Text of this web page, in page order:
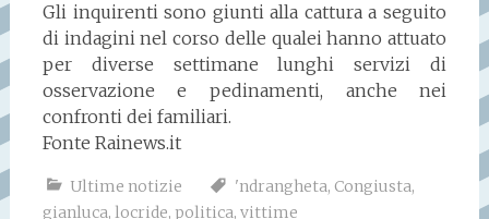
Gli inquirenti sono giunti alla cattura a seguito
di indagini nel corso delle qualei hanno attuato
per diverse settimane lunghi servizi di
osservazione e pedinamenti, anche nei
confronti dei familiari.
Fonte Rainews.it
Ultime notizie 'ndrangheta, Congiusta,
gianluca, locride, politica, vittime